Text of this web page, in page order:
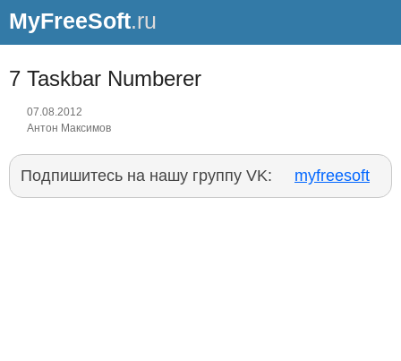
MyFreeSoft.ru
7 Taskbar Numberer
07.08.2012
Антон Максимов
Подпишитесь на нашу группу VK: myfreesoft